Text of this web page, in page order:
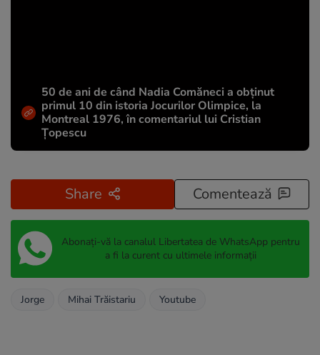
50 de ani de când Nadia Comăneci a obţinut
primul 10 din istoria Jocurilor Olimpice, la
Montreal 1976, în comentariul lui Cristian
Țopescu
Share Comentează
Abonați-vă la canalul Libertatea de WhatsApp pentru
a fi la curent cu ultimele informații
Jorge Mihai Trăistariu Youtube